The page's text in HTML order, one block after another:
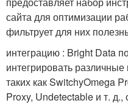
сайта для оптимизации
фильтрует для них
интеграцию : Bright Data
интегрировать
таких как SwitchyOmega
Proxy, Undetectable и т.